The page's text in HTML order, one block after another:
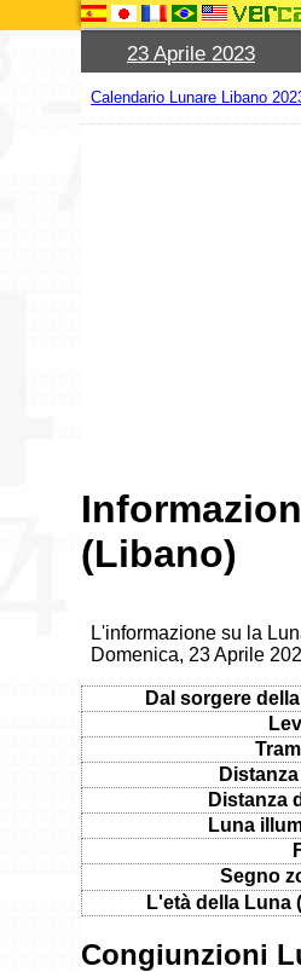
23 Aprile 2023
Calendario Lunare Libano
(Libano)
L'informazione su la
Domenica, 23 Aprile
Dal sorgere
Distanza
Luna
Segno
L'età della Luna
Congiunzioni